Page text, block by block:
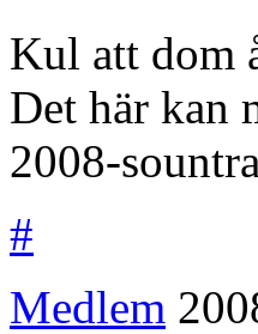
Kul att dom
Det här kan
2008-
#
Medlem